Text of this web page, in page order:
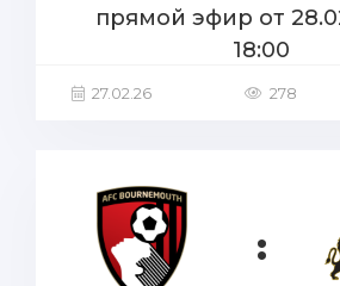
прямой эфир от
18:00
27.02.26 278
: